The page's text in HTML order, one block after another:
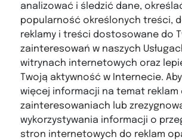
analizować i śledzić dane,
popularność określonych treści,
reklamy i treści dostosowane do
zainteresowań w naszych
witrynach internetowych oraz
Twoją aktywność w Internecie.
więcej informacji na temat reklam
zainteresowaniach lub
wykorzystywania informacji o
stron internetowych do reklam